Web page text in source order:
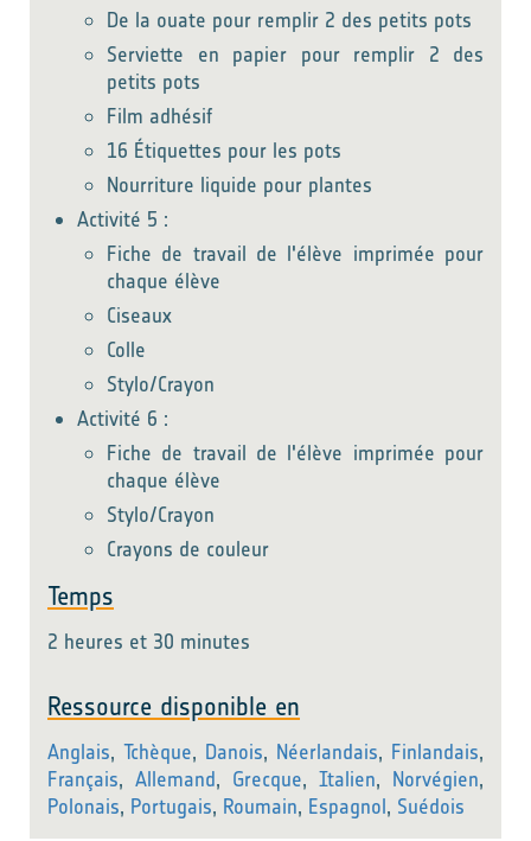
De la ouate pour remplir 2 des petits pots
Serviette en papier pour remplir 2 des
petits pots
Film adhésif
16 Étiquettes pour les pots
Nourriture liquide pour plantes
Activité 5 :
Fiche de travail de l'élève imprimée pour
chaque élève
Ciseaux
Colle
Stylo/Crayon
Activité 6 :
Fiche de travail de l'élève imprimée pour
chaque élève
Stylo/Crayon
Crayons de couleur
Temps
2 heures et 30 minutes
Ressource disponible en
Anglais, Tchèque, Danois, Néerlandais, Finlandais,
Français, Allemand, Grecque, Italien, Norvégien,
Polonais, Portugais, Roumain, Espagnol, Suédois